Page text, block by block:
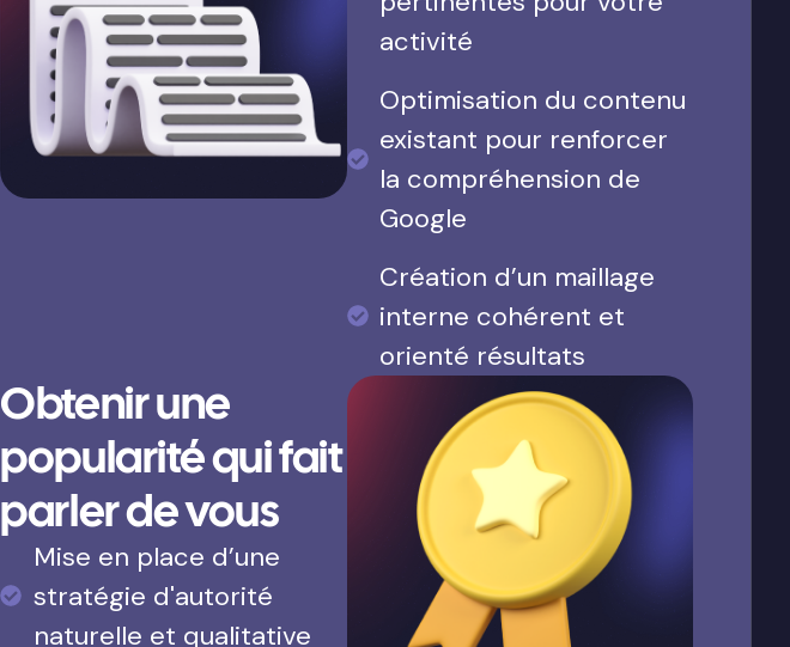
activité
Optimisation du contenu
existant pour renforcer
la compréhension de
Google
Création d’un maillage
interne cohérent et
orienté résultats
Obtenir une
popularité qui fait
parler de vous
Mise en place d’une
stratégie d'autorité
naturelle et qualitative